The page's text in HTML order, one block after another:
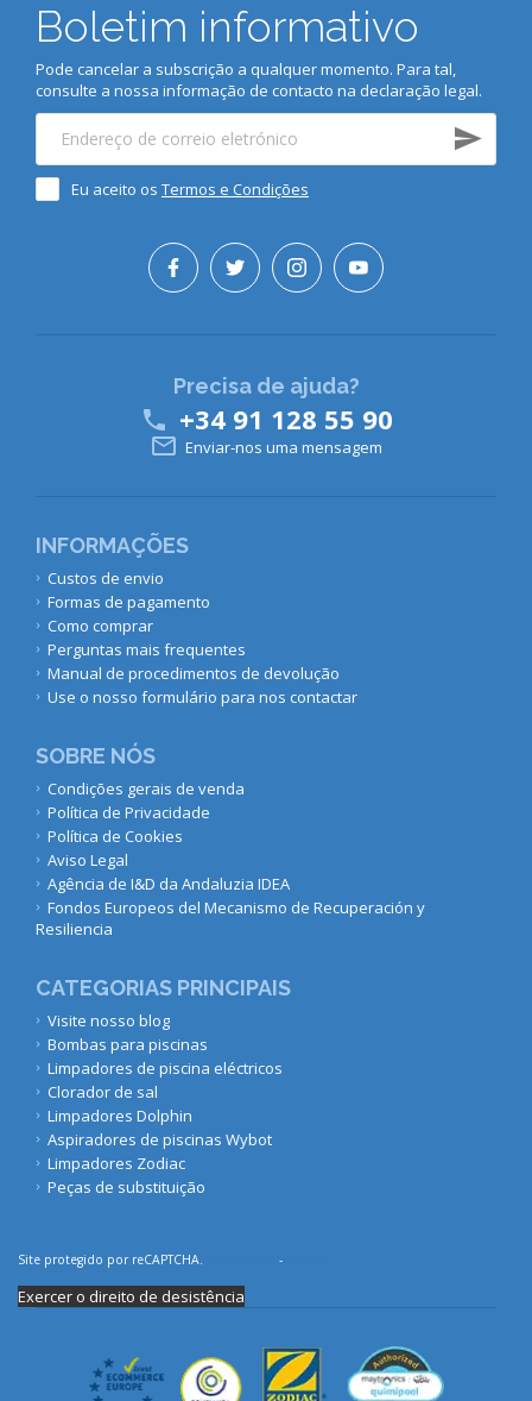
Boletim informativo
Pode cancelar a subscrição a qualquer momento. Para tal,
consulte a nossa informação de contacto na declaração legal.
Eu aceito os Termos e Condições
INFORMAÇÕES
Custos de envio
Formas de pagamento
Como comprar
Perguntas mais frequentes
Manual de procedimentos de devolução
Use o nosso formulário para nos contactar
SOBRE NÓS
Condições gerais de venda
Política de Privacidade
Política de Cookies
Aviso Legal
Agência de I&D da Andaluzia IDEA
Fondos Europeos del Mecanismo de Recuperación y
Resiliencia
CATEGORIAS PRINCIPAIS
Visite nosso blog
Bombas para piscinas
Limpadores de piscina eléctricos
Clorador de sal
Limpadores Dolphin
Aspiradores de piscinas Wybot
Limpadores Zodiac
Peças de substituição
Precisa de ajuda?
 +34 91 128 55 90
 Enviar-nos uma mensagem
Site protegido por reCAPTCHA. -
Exercer o direito de desistência